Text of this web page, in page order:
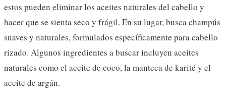
estos pueden eliminar los aceites naturales del cabello y
hacer que se sienta seco y frágil. En su lugar, busca champús
suaves y naturales, formulados específicamente para cabello
rizado. Algunos ingredientes a buscar incluyen aceites
naturales como el aceite de coco, la manteca de karité y el
aceite de argán.